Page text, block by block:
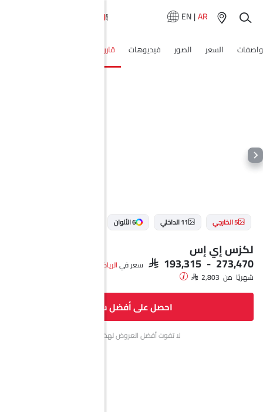
EN|AR
السعر الصور فيديوهات قارن
5 الخارجي 11 الداخلي 6 الألوان
لكزس إي إس
SAR 193,315 - 273,470 سعر فيالرياض‎
شهريًا من SAR 2,803
احصل على أفضل سعر
لا تفوت أفضل العروض لهذا الشهر.